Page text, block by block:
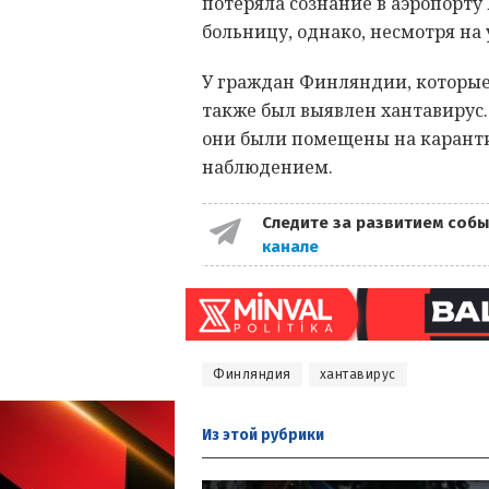
больницу, однако, несмотря на
У граждан Финляндии,
также был выявлен
они были помещены на
наблюдением.
Следите за развитием
канале
Финляндия хантавирус
Из этой рубрики